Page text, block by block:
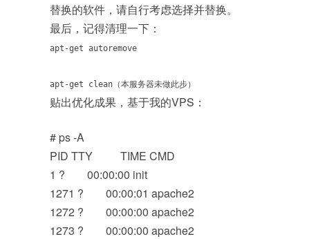
替换的软件，请自行考虑选择并替换。
最后，记得清理一下：
apt-get autoremove
apt-get clean（本服务器未做此步）
贴出优化成果，基于我的VPS：
# ps -A
PID TTY TIME CMD
1 ? 00:00:00 init
1271 ? 00:00:01 apache2
1272 ? 00:00:00 apache2
1273 ? 00:00:00 apache2